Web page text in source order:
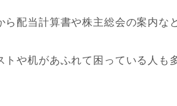
ら配当計算書や株主総会の案内な
トや机があふれて困っている人も